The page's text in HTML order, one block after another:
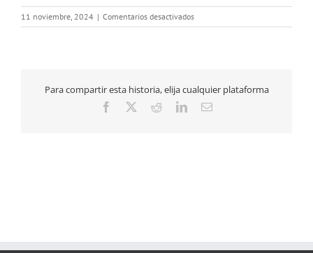
11 noviembre, 2024 | Comentarios desactivadosen
CARTEL-
Para compartir esta historia, elija cualquier plataforma
Facebook RedditLinkedInCorreo